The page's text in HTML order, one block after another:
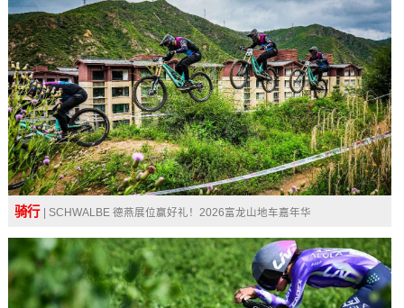
骑行 | SCHWALBE 德燕展位赢好礼！2026富龙山地车嘉年华